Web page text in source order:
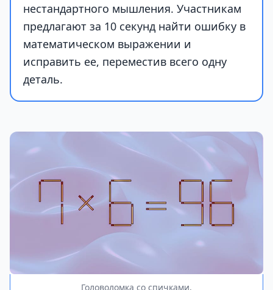
нестандартного мышления. Участникам
предлагают за 10 секунд найти ошибку в
математическом выражении и
исправить ее, переместив всего одну
деталь.
Головоломка со спичками.